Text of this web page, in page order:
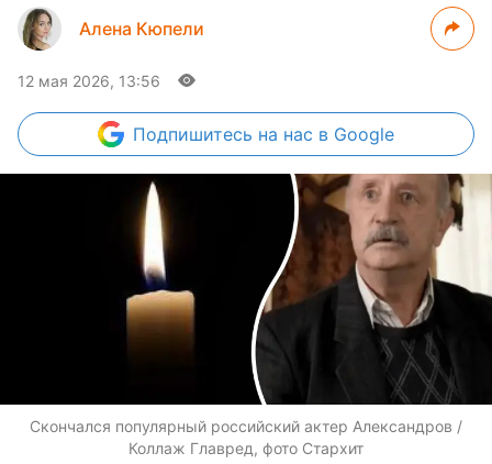
Алена Кюпели
12 мая 2026, 13:56
Подпишитесь на нас в Google
Скончался популярный российский актер Александров /
Коллаж Главред, фото Стархит